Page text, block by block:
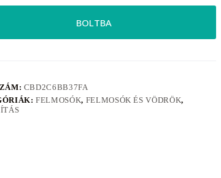
BOLTBA
CBD2C6BB37FA
FELMOSÓK, FELMOSÓK ÉS VÖDRÖK,